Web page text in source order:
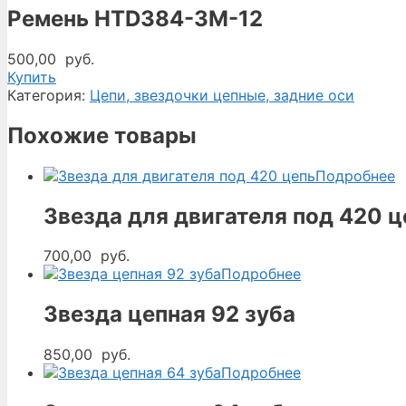
Ремень HTD384-3M-12
500,00 руб.
Купить
Категория: Цепи, звездочки цепные, задние оси
Похожие товары
Подробнее
Звезда для двигателя под 420
700,00 руб.
Подробнее
Звезда цепная 92 зуба
850,00 руб.
Подробнее